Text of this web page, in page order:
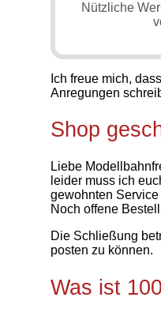
Nützliche
Ich freue mich,
Anregungen
Shop
Liebe
leider muss ich
gewohnten
Noch offene
Die Schließung
posten zu können.
Was ist